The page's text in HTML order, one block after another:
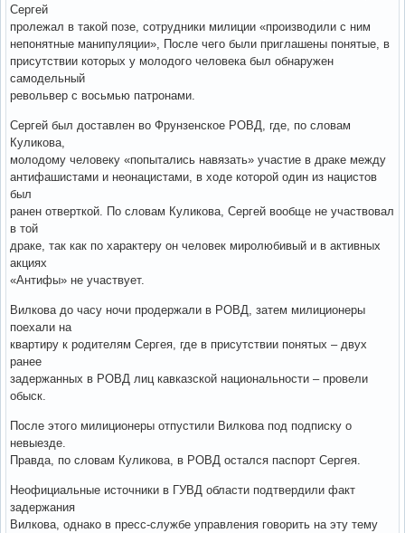
Сергей
пролежал в такой позе, сотрудники милиции «производили с ним
непонятные манипуляции», После чего были приглашены понятые, в
присутствии которых у молодого человека был обнаружен
самодельный
револьвер с восьмью патронами.
Сергей был доставлен во Фрунзенское РОВД, где, по словам
Куликова,
молодому человеку «попытались навязать» участие в драке между
антифашистами и неонацистами, в ходе которой один из нацистов
был
ранен отверткой. По словам Куликова, Сергей вообще не участвовал
в той
драке, так как по характеру он человек миролюбивый и в активных
акциях
«Антифы» не участвует.
Вилкова до часу ночи продержали в РОВД, затем милиционеры
поехали на
квартиру к родителям Сергея, где в присутствии понятых – двух
ранее
задержанных в РОВД лиц кавказской национальности – провели
обыск.
После этого милиционеры отпустили Вилкова под подписку о
невыезде.
Правда, по словам Куликова, в РОВД остался паспорт Сергея.
Неофициальные источники в ГУВД области подтвердили факт
задержания
Вилкова, однако в пресс-службе управления говорить на эту тему